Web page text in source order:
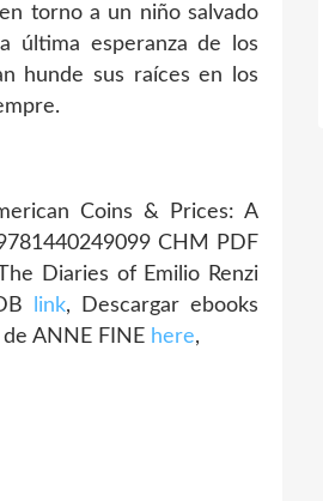
torno a un niño salvado
última esperanza de los
hunde sus raíces en los
Coins & Prices: A
CHM PDF
Diaries of Emilio Renzi
link, Descargar ebooks
ANNE FINE here,